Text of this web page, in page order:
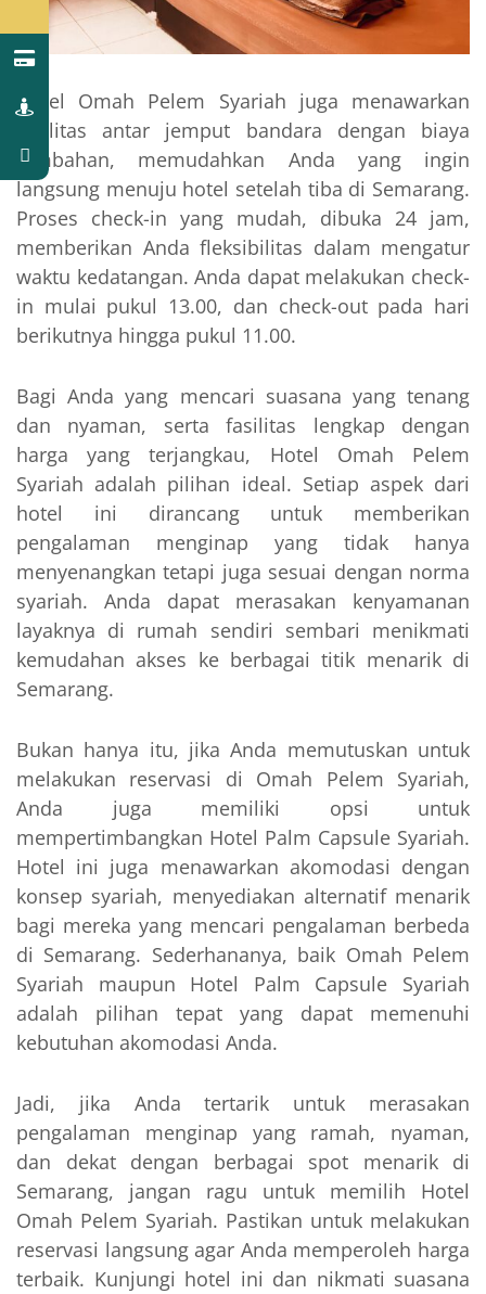
Hotel Omah Pelem Syariah juga menawarkan
fasilitas antar jemput bandara dengan biaya
tambahan, memudahkan Anda yang ingin
langsung menuju hotel setelah tiba di Semarang.
Proses check-in yang mudah, dibuka 24 jam,
memberikan Anda fleksibilitas dalam mengatur
waktu kedatangan. Anda dapat melakukan check-
in mulai pukul 13.00, dan check-out pada hari
berikutnya hingga pukul 11.00.
Bagi Anda yang mencari suasana yang tenang
dan nyaman, serta fasilitas lengkap dengan
harga yang terjangkau, Hotel Omah Pelem
Syariah adalah pilihan ideal. Setiap aspek dari
hotel ini dirancang untuk memberikan
pengalaman menginap yang tidak hanya
menyenangkan tetapi juga sesuai dengan norma
syariah. Anda dapat merasakan kenyamanan
layaknya di rumah sendiri sembari menikmati
kemudahan akses ke berbagai titik menarik di
Semarang.
Bukan hanya itu, jika Anda memutuskan untuk
melakukan reservasi di Omah Pelem Syariah,
Anda juga memiliki opsi untuk
mempertimbangkan Hotel Palm Capsule Syariah.
Hotel ini juga menawarkan akomodasi dengan
konsep syariah, menyediakan alternatif menarik
bagi mereka yang mencari pengalaman berbeda
di Semarang. Sederhananya, baik Omah Pelem
Syariah maupun Hotel Palm Capsule Syariah
adalah pilihan tepat yang dapat memenuhi
kebutuhan akomodasi Anda.
Jadi, jika Anda tertarik untuk merasakan
pengalaman menginap yang ramah, nyaman,
dan dekat dengan berbagai spot menarik di
Semarang, jangan ragu untuk memilih Hotel
Omah Pelem Syariah. Pastikan untuk melakukan
reservasi langsung agar Anda memperoleh harga
terbaik. Kunjungi hotel ini dan nikmati suasana